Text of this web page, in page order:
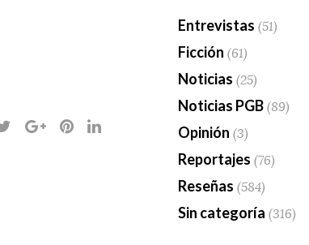
Entrevistas (51)
Ficción (61)
Noticias (25)
Noticias PGB (89)
Opinión (3)
Reportajes (76)
Reseñas (584)
Sin categoría (316)